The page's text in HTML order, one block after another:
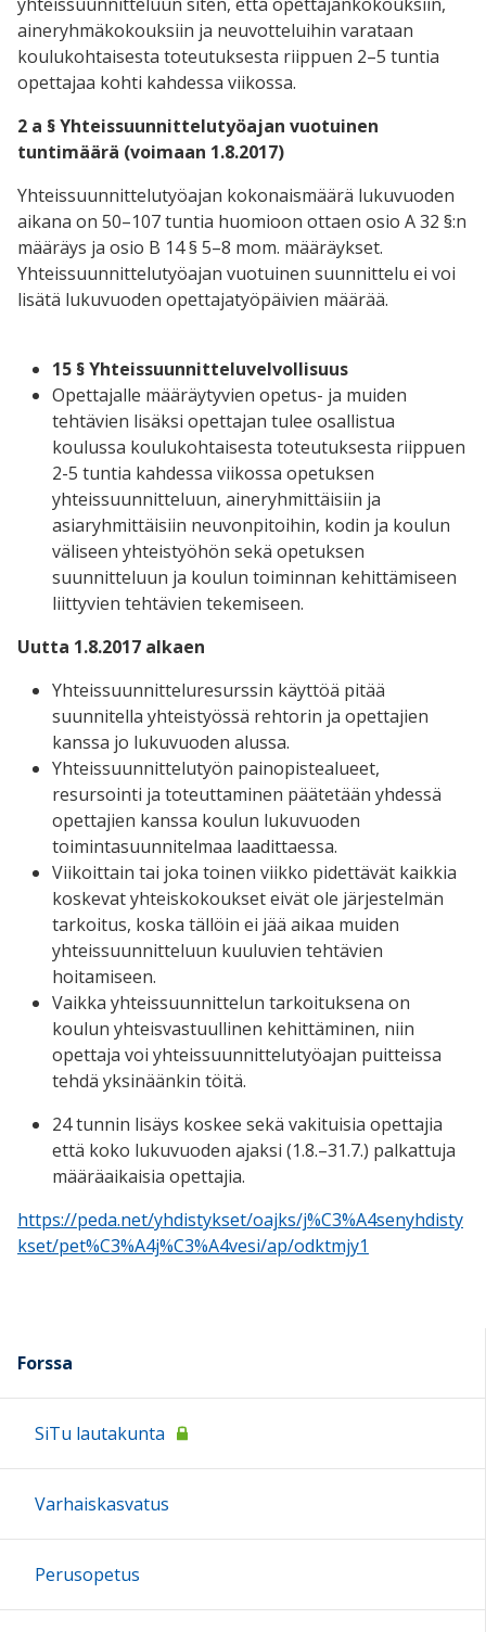
yhteissuunnitteluun siten, että opettajankokouksiin,
aineryhmäkokouksiin ja neuvotteluihin varataan
koulukohtaisesta toteutuksesta riippuen 2–5 tuntia
opettajaa kohti kahdessa viikossa.
2 a § Yhteissuunnittelutyöajan vuotuinen
tuntimäärä (voimaan 1.8.2017)
Yhteissuunnittelutyöajan kokonaismäärä lukuvuoden
aikana on 50–107 tuntia huomioon ottaen osio A 32 §:n
määräys ja osio B 14 § 5–8 mom. määräykset.
Yhteissuunnittelutyöajan vuotuinen suunnittelu ei voi
lisätä lukuvuoden opettajatyöpäivien määrää.
15 § Yhteissuunnitteluvelvollisuus
Opettajalle määräytyvien opetus- ja muiden
tehtävien lisäksi opettajan tulee osallistua
koulussa koulukohtaisesta toteutuksesta riippuen
2-5 tuntia kahdessa viikossa opetuksen
yhteissuunnitteluun, aineryhmittäisiin ja
asiaryhmittäisiin neuvonpitoihin, kodin ja koulun
väliseen yhteistyöhön sekä opetuksen
suunnitteluun ja koulun toiminnan kehittämiseen
liittyvien tehtävien tekemiseen.
Uutta 1.8.2017 alkaen
Yhteissuunnitteluresurssin käyttöä pitää
suunnitella yhteistyössä rehtorin ja opettajien
kanssa jo lukuvuoden alussa.
Yhteissuunnittelutyön painopistealueet,
resursointi ja toteuttaminen päätetään yhdessä
opettajien kanssa koulun lukuvuoden
toimintasuunnitelmaa laadittaessa.
Viikoittain tai joka toinen viikko pidettävät kaikkia
koskevat yhteiskokoukset eivät ole järjestelmän
tarkoitus, koska tällöin ei jää aikaa muiden
yhteissuunnitteluun kuuluvien tehtävien
hoitamiseen.
Vaikka yhteissuunnittelun tarkoituksena on
koulun yhteisvastuullinen kehittäminen, niin
opettaja voi yhteissuunnittelutyöajan puitteissa
tehdä yksinäänkin töitä.
24 tunnin lisäys koskee sekä vakituisia opettajia
että koko lukuvuoden ajaksi (1.8.–31.7.) palkattuja
määräaikaisia opettajia.
https://peda.net/yhdistykset/oajks/j%C3%A4senyhdisty
kset/pet%C3%A4j%C3%A4vesi/ap/odktmjy1
Forssa
SiTu lautakunta
Varhaiskasvatus
Perusopetus